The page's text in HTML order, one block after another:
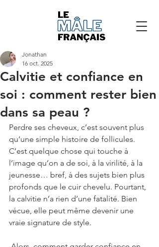
Calvitie et confiance en
soi : comment rester bien
dans sa peau ?
Jonathan
16 oct. 2025
Perdre ses cheveux, c’est souvent plus
qu’une simple histoire de follicules.
C’est quelque chose qui touche à
l’image qu’on a de soi, à la virilité, à la
jeunesse… bref, à des sujets bien plus
profonds que le cuir chevelu. Pourtant,
la calvitie n’a rien d’une fatalité. Bien
vécue, elle peut même devenir une
vraie signature de style.